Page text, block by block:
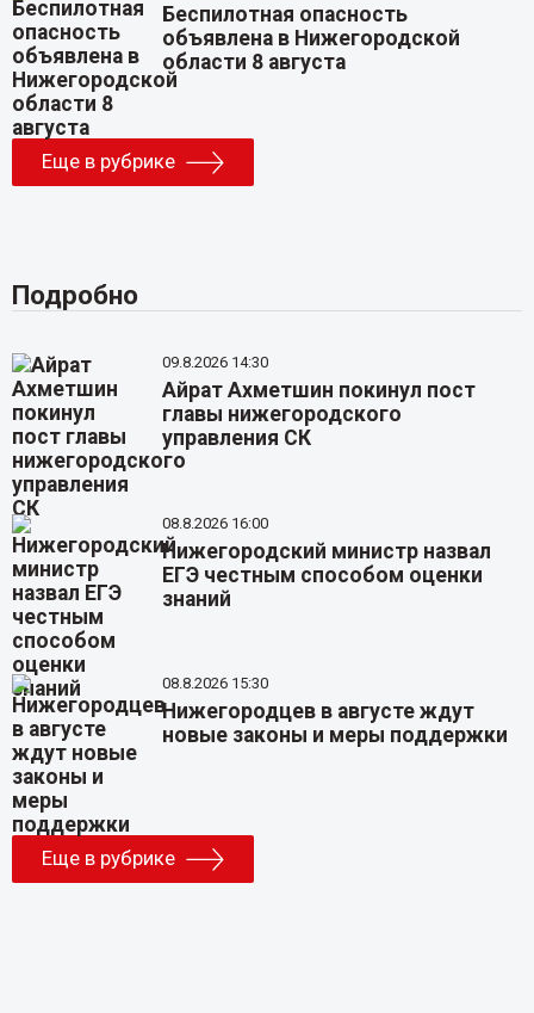
Беспилотная опасность
объявлена в Нижегородской
области 8 августа
Еще в рубрике
Подробно
09.8.2026 14:30
Айрат Ахметшин покинул пост
главы нижегородского
управления СК
08.8.2026 16:00
Нижегородский министр назвал
ЕГЭ честным способом оценки
знаний
08.8.2026 15:30
Нижегородцев в августе ждут
новые законы и меры поддержки
Еще в рубрике